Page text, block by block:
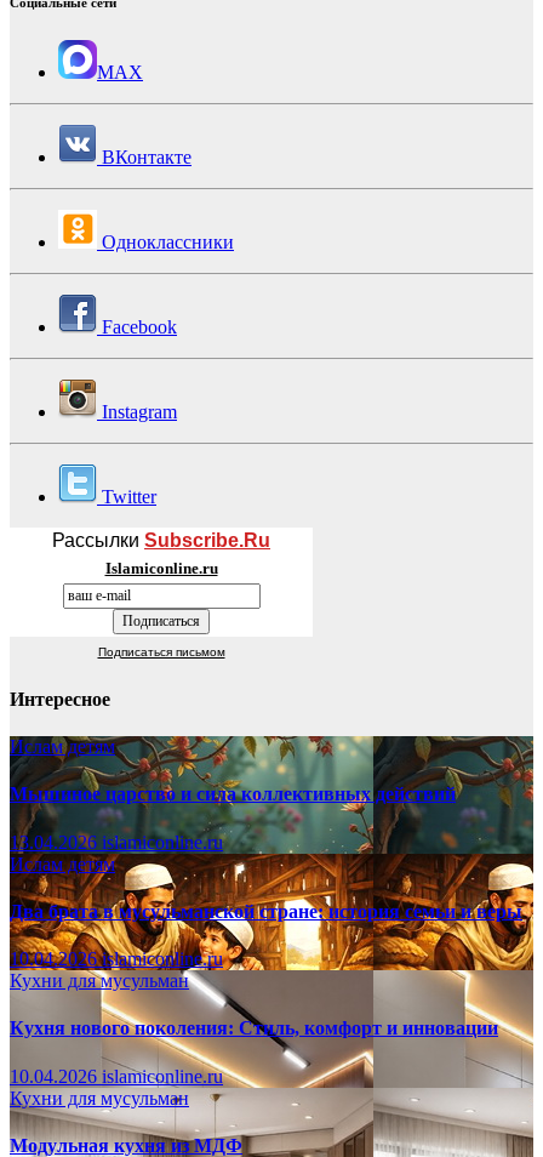
MAX
ВКонтакте
Одноклассники
Facebook
Instagram
Twitter
Рассылки Subscribe.Ru
Islamiconline.ru
Подписаться письмом
Интересное
Ислам детям
Мышиное царство и сила коллективных действий
13.04.2026 islamiconline.ru
Ислам детям
Два брата в мусульманской стране: история семьи и веры
10.04.2026islamiconline.ru
Кухни для мусульман
Кухня нового поколения: Стиль, комфорт и инновации
10.04.2026 islamiconline.ru
Кухни для мусульман
Модульная кухня из МДФ